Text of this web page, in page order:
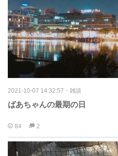
2021-10-07 14:32:57 ・ 雑談
ばあちゃんの最期の日
84 2